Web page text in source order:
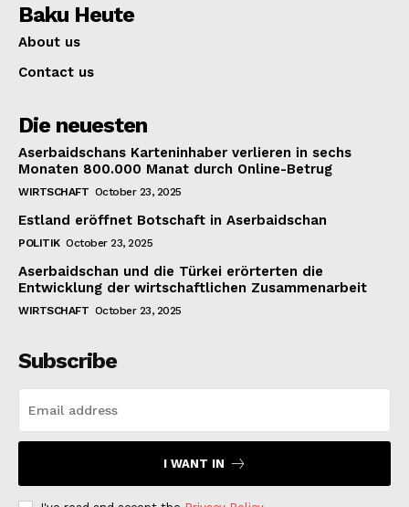
Baku Heute
About us
Contact us
Die neuesten
Aserbaidschans Karteninhaber verlieren in sechs
Monaten 800.000 Manat durch Online-Betrug
WIRTSCHAFT October 23, 2025
Estland eröffnet Botschaft in Aserbaidschan
POLITIK October 23, 2025
Aserbaidschan und die Türkei erörterten die
Entwicklung der wirtschaftlichen Zusammenarbeit
WIRTSCHAFT October 23, 2025
Subscribe
I WANT IN